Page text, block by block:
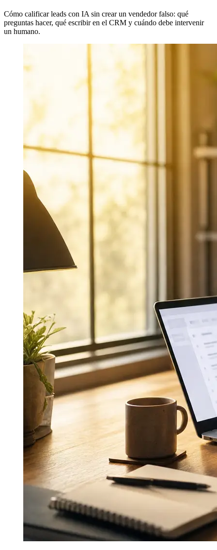
Cómo calificar leads con IA sin crear un vendedor falso: qué
preguntas hacer, qué escribir en el CRM y cuándo debe intervenir
un humano.